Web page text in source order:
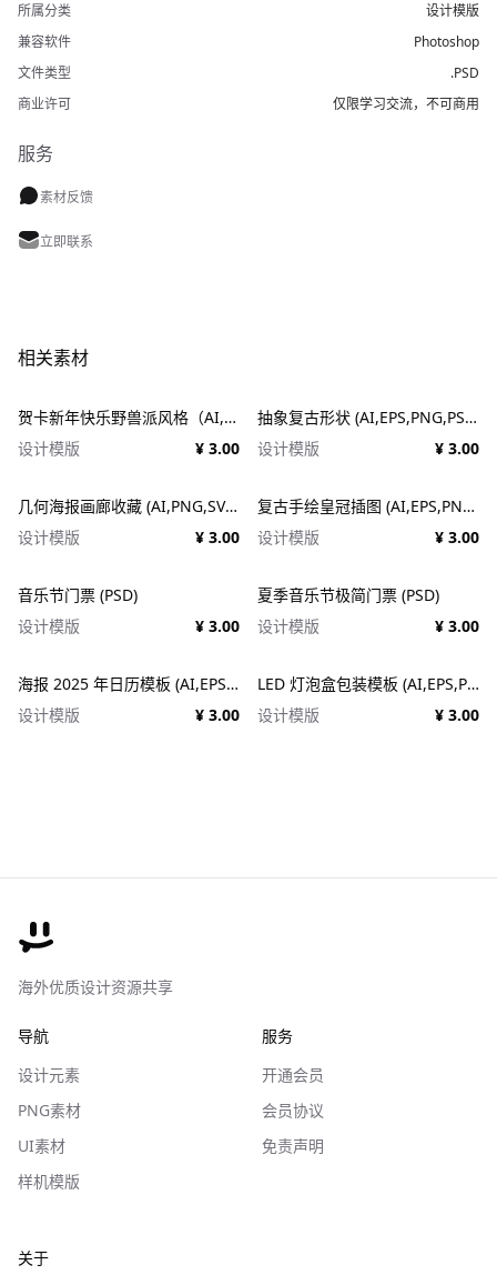
所属分类
设计模版
兼容软件
Photoshop
文件类型
.PSD
商业许可
仅限学习交流，不可商用
服务
素材反馈
立即联系
相关素材
贺卡新年快乐野兽派风格（AI,EPS）
设计模版
¥ 3.00
抽象复古形状 (AI,EPS,PNG,PSD,SVG)
设计模版
¥ 3.00
几何海报画廊收藏 (AI,PNG,SVG)
设计模版
¥ 3.00
复古手绘皇冠插图 (AI,EPS,PNG,SVG)
设计模版
¥ 3.00
音乐节门票 (PSD)
设计模版
¥ 3.00
夏季音乐节极简门票 (PSD)
设计模版
¥ 3.00
海报 2025 年日历模板 (AI,EPS,PDF,PSD)
设计模版
¥ 3.00
LED 灯泡盒包装模板 (AI,EPS,PDF)
设计模版
¥ 3.00
海外优质设计资源共享
导航
设计元素
PNG素材
UI素材
样机模版
服务
开通会员
会员协议
免责声明
关于